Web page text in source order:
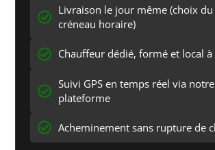
Livraison le jour même (choix du
créneau horaire)
Chauffeur dédié, formé et local
Suivi GPS en temps réel via notre
plateforme
Acheminement sans rupture de